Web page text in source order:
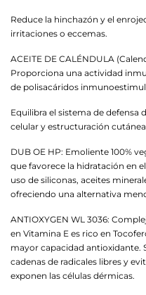
Reduce la hinchazón y el
irritaciones o eccemas.
ACEITE DE CALÉNDULA
Proporciona una actividad
de polisacáridos
Equilibra el sistema de defensa
celular y estructuración
DUB OE HP: Emoliente 100%
que favorece la hidratación en
uso de siliconas, aceites
ofreciendo una alternativa
ANTIOXYGEN WL 3036:
en Vitamina E es rico en
mayor capacidad antioxidante.
cadenas de radicales libres y
exponen las células dérmicas.